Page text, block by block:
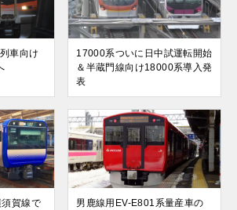
車向け
17000系ついに日中試運転開始
＆半蔵門線向け18000系導入発
表
賀線で
男鹿線用EV-E801系量産車の